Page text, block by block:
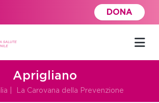
DONA
Aprigliano
La Carovana della Prevenzione